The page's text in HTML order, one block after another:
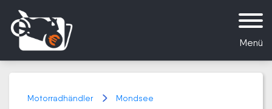
Menü
Motorradhändler Mondsee